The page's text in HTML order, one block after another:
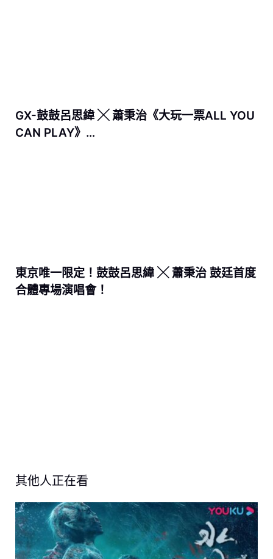
GX-鼓鼓呂思緯 ╳ 蕭秉治《大玩一票ALL YOU
CAN PLAY》…
東京唯一限定！鼓鼓呂思緯 ╳ 蕭秉治 鼓廷首度
合體專場演唱會！
其他人正在看